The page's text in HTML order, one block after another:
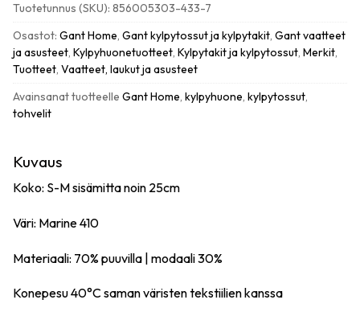
S-
M
määrä
Tuotetunnus (SKU): 856005303-433-7
Osastot: Gant Home, Gant kylpytossut ja kylpytakit, Gant vaatteet
ja asusteet, Kylpyhuonetuotteet, Kylpytakit ja kylpytossut, Merkit,
Tuotteet, Vaatteet, laukut ja asusteet
Avainsanat tuotteelle Gant Home, kylpyhuone, kylpytossut,
tohvelit
Kuvaus
Koko: S-M sisämitta noin 25cm
Väri: Marine 410
Materiaali: 70% puuvilla | modaali 30%
Konepesu 40°C saman väristen tekstiilien kanssa